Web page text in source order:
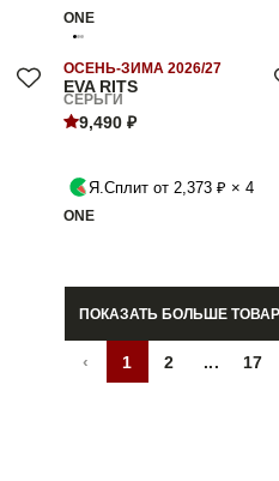
ONE
EVA RITS
ОСЕНЬ-ЗИМА 2026/27
СЕРЬГИ
9,490 ₽
Я.Сплит от 2,373 ₽ × 4
ONE
ПОКАЗАТЬ БОЛЬШЕ
‹ 1 2 ... 17